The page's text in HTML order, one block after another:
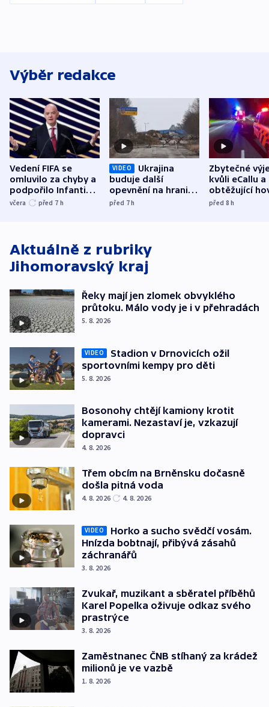
Výběr redakce
Vedení FIFA se
omluvilo za chyby a
podpořilo Infantina.
UEFA trvá na
včera před 7 h
VIDEO
Ukrajina
buduje další
opevnění na hranici
s Běloruskem
před 7h
Zbytečné
kvůli eCallu a
obtěžující
zdržují
před 8h
Aktuálně z rubriky
Jihomoravský kraj
Řeky mají jen zlomek obvyklého
průtoku. Málo vody je i v přehradách
5. 8. 2026
VIDEO
Stadion v Drnovicích ožil
sportovními kempy pro děti
5. 8. 2026
Bosonohy chtějí kamiony krotit
kamerami. Nezastaví je, vzkazují
dopravci
4. 8. 2026
Třem obcím na Brněnsku dočasně
došla pitná voda
4. 8. 2026 4. 8. 2026
VIDEO
Horko a sucho svědčí vosám.
Hnízda bobtnají, přibývá zásahů
záchranářů
3. 8. 2026
Zvukař, muzikant a sběratel příběhů
Karel Popelka oživuje odkaz svého
prastrýce
3. 8. 2026
Zaměstnanec ČNB stíhaný za krádež
milionů je ve vazbě
1. 8. 2026